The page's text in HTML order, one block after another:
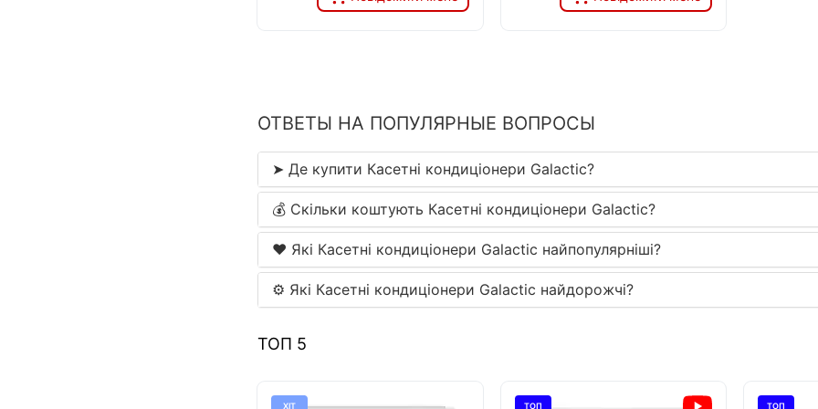
ОТВЕТЫ НА ПОПУЛЯРНЫЕ ВОПРОСЫ
➤ Де купити Касетні кондиціонери Galactic?
💰 Скільки коштують Касетні кондиціонери Galactic?
❤️ Які Касетні кондиціонери Galactic найпопулярніші?
⚙ Які Касетні кондиціонери Galactic найдорожчі?
ТОП 5
ХІТ ТОП ТОП